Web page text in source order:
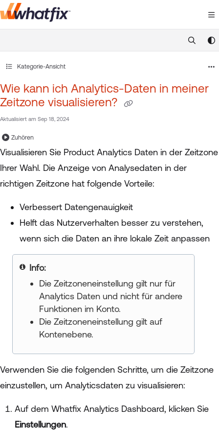
Documentation Index
https://
Kategorie-Ansicht
Wie kann ich Analytics-Daten in meiner
Zeitzone visualisieren?
Aktualisiert am Sep 18, 2024
Zuhören
Visualisieren Sie Product Analytics Daten in der Zeitzone
Ihrer Wahl. Die Anzeige von Analysedaten in der
richtigen Zeitzone hat folgende Vorteile:
Verbessert Datengenauigkeit
Helft das Nutzerverhalten besser zu verstehen,
wenn sich die Daten an ihre lokale Zeit anpassen
your title goes here
Die Zeitzoneneinstellung gilt nur für
Analytics Daten und nicht für andere
Funktionen im Konto.
Die Zeitzoneneinstellung gilt auf
Kontenebene.
Verwenden Sie die folgenden Schritte, um die Zeitzone
einzustellen, um Analyticsdaten zu visualisieren:
Auf dem Whatfix Analytics Dashboard, klicken Sie
Einstellungen.